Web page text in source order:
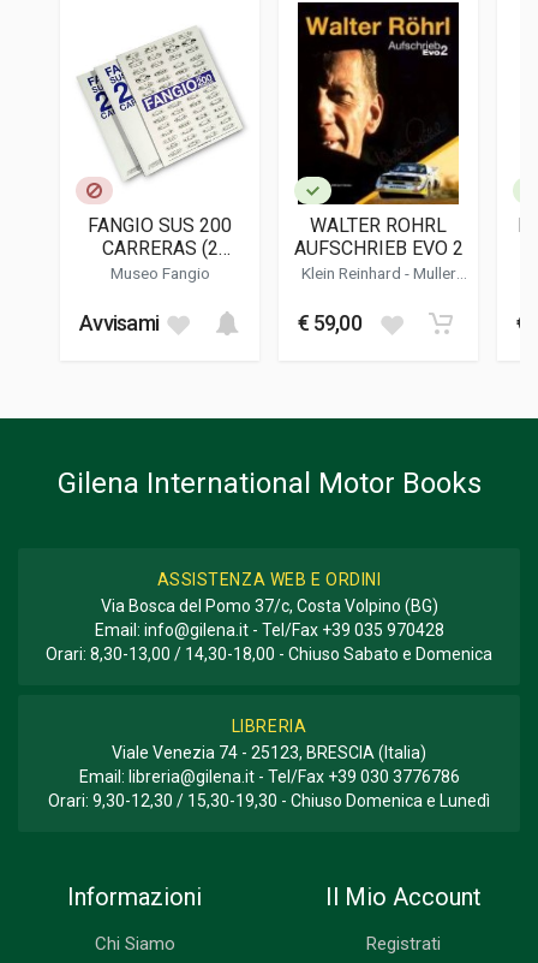
9782910434342
L'autodrome Editions
LINGUA DEL TESTO
Francese
DATA DI STAMPA
27 x 29 x 2 cm
FANGIO SUS 200
CARRERAS (2
VOLUMES)
Museo Fangio
Avvisami
WALTER ROHRL
AUFSCHRIEB EVO 2
Klein Reinhard -Muller
€ 59,00 €
Gilena International Motor Books
ASSISTENZA WEB E ORDINI
Via Bosca del Pomo 37/c, Costa Volpino (BG)
Email: info@gilena.it- Tel/Fax +39 035 970428
Orari: 8,30-13,00 / 14,30-18,00 - Chiuso Sabato e Domenica
LIBRERIA
Viale Venezia 74 - 25123, BRESCIA (Italia)
Email: libreria@gilena.it- Tel/Fax +39 030 3776786
Orari: 9,30-12,30 / 15,30-19,30 - Chiuso Domenica e Lunedì
Informazioni
Chi Siamo
Il Mio Account
Registrati